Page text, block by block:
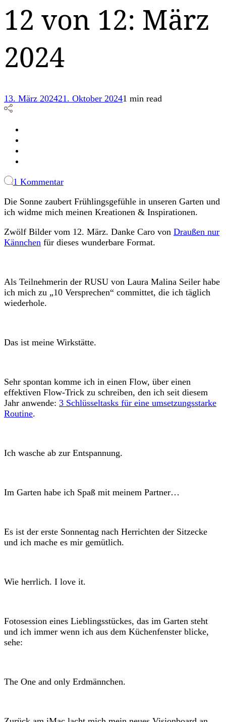
12 von 12: März
2024
13. März 202421. Oktober 20241 min read
1 Kommentarzu
von
12:
2024
Die Sonne zaubert Frühlingsgefühle in unseren Garten und
ich widme mich meinen Kreationen & Inspirationen.
Zwölf Bilder vom 12. März. Danke Caro von Draußen nur
Kännchen für dieses wunderbare Format.
Als Teilnehmerin der RUSU von Laura Malina Seiler habe
ich mich zu „10 Versprechen“ committet, die ich täglich
wiederhole.
Das ist meine Wirkstätte.
Sehr spontan komme ich in einen Flow, über einen
effektiven Flow-Trick zu schreiben, den ich seit diesem
Jahr anwende: 3 Schlüsseltasks für eine umsetzungsstarke
Routine.
Ich wasche ab zur Entspannung.
Im Garten habe ich Spaß mit meinem Partner…
Es ist der erste Sonnentag nach Herrichten der Sitzecke
und ich mache es mir gemütlich.
Wie herrlich. I love it.
Fotosession eines Lieblingsstückes, das im Garten steht
und ich immer wenn ich aus dem Küchenfenster blicke,
sehe:
The One and only Erdmännchen.